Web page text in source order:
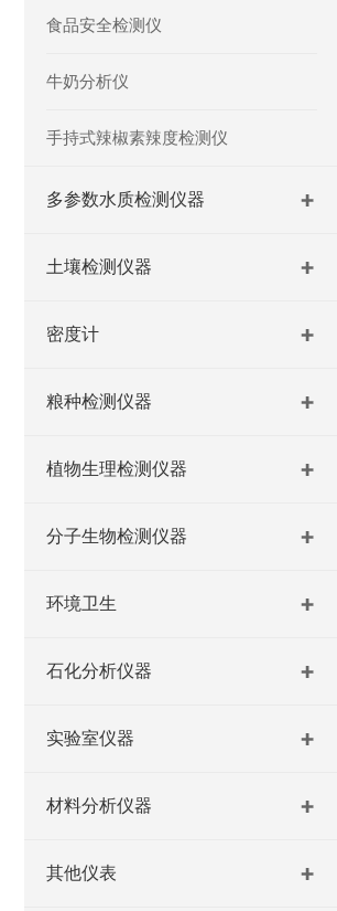
食品安全检测仪
牛奶分析仪
手持式辣椒素辣度检测仪
多参数水质检测仪器
土壤检测仪器
密度计
粮种检测仪器
植物生理检测仪器
分子生物检测仪器
环境卫生
石化分析仪器
实验室仪器
材料分析仪器
其他仪表